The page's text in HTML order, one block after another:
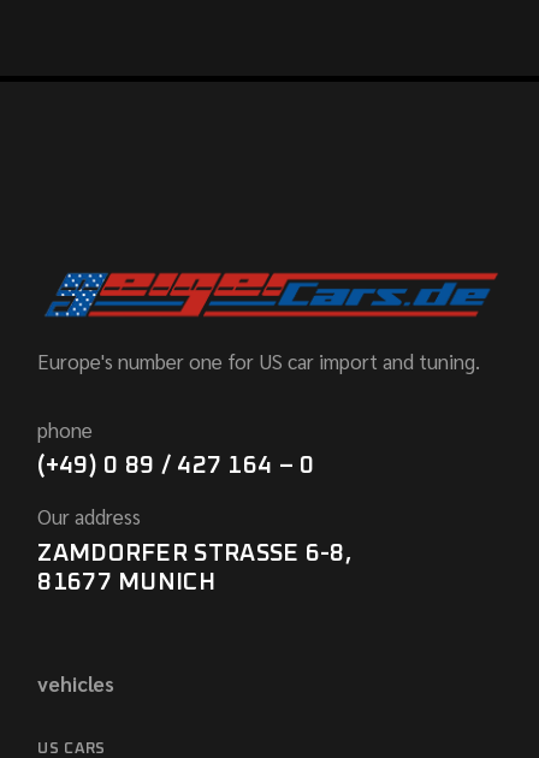
Europe's number one for US car import and tuning.
phone
(+49) 0 89 / 427 164 – 0
Our address
ZAMDORFER STRASSE 6-8,
81677 MUNICH
vehicles
US CARS